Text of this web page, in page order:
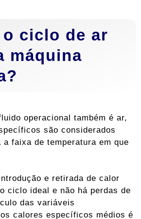
o ciclo de ar
máquina
operacional também é ar,
são considerados
faixa de temperatura em que
e retirada de calor
ciclo ideal e não há perdas de
das variáveis
calores específicos médios é